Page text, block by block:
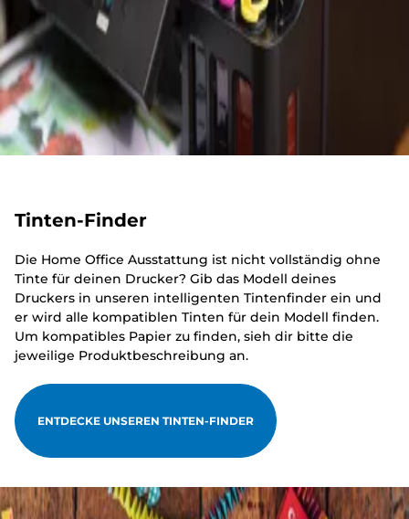
Tinten-Finder
Die Home Office Ausstattung ist nicht vollständig ohne
Tinte für deinen Drucker? Gib das Modell deines
Druckers in unseren intelligenten Tintenfinder ein und
er wird alle kompatiblen Tinten für dein Modell finden.
Um kompatibles Papier zu finden, sieh dir bitte die
jeweilige Produktbeschreibung an.
ENTDECKE UNSEREN TINTEN-FINDER